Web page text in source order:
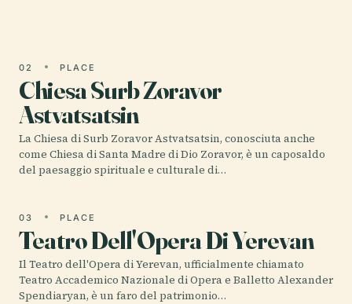
02 PLACE
Chiesa Surb Zoravor
Astvatsatsin
La Chiesa di Surb Zoravor Astvatsatsin, conosciuta anche
come Chiesa di Santa Madre di Dio Zoravor, è un caposaldo
del paesaggio spirituale e culturale di…
03 PLACE
Teatro Dell'Opera Di Yerevan
Il Teatro dell'Opera di Yerevan, ufficialmente chiamato
Teatro Accademico Nazionale di Opera e Balletto Alexander
Spendiaryan, è un faro del patrimonio…